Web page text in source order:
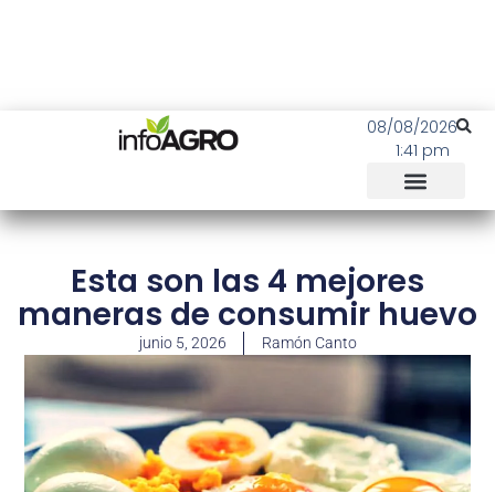
08/08/2026
1:41 pm
Esta son las 4 mejores
maneras de consumir huevo
junio 5, 2026 Ramón Canto